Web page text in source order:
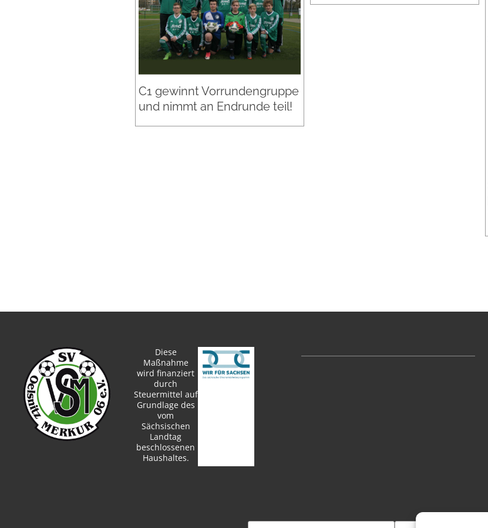
C1 gewinnt Vorrundengruppe
und nimmt an Endrunde teil!
Diese
Maßnahme
wird finanziert
durch
Steuermittel auf
Grundlage des
vom
Sächsischen
Landtag
beschlossenen
Haushaltes.